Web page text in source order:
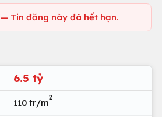
— Tin đăng này đã hết hạn.
6.5 tỷ
110 tr/m
2